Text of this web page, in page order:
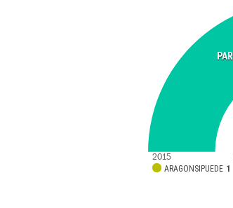
PAR
ARAGONSIPUEDE 1
2015